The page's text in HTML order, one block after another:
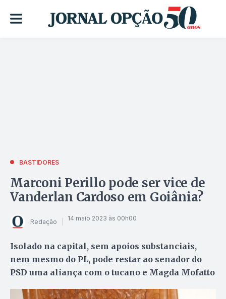
BASTIDORES
Marconi Perillo pode ser vice de
Vanderlan Cardoso em Goiânia?
Redação 14 maio 2023 às 00h00
Isolado na capital, sem apoios substanciais,
nem mesmo do PL, pode restar ao senador do
PSD uma aliança com o tucano e Magda Mofatto